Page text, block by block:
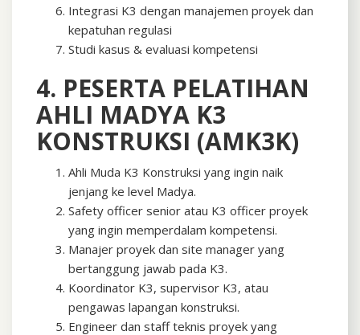
Integrasi K3 dengan manajemen proyek dan
kepatuhan regulasi
Studi kasus & evaluasi kompetensi
4. PESERTA PELATIHAN
AHLI MADYA K3
KONSTRUKSI (AMK3K)
Ahli Muda K3 Konstruksi yang ingin naik
jenjang ke level Madya.
Safety officer senior atau K3 officer proyek
yang ingin memperdalam kompetensi.
Manajer proyek dan site manager yang
bertanggung jawab pada K3.
Koordinator K3, supervisor K3, atau
pengawas lapangan konstruksi.
Engineer dan staff teknis proyek yang